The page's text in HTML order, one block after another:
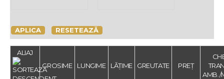
APLICA RESETEAZĂ
ALIAJ
GROSIME
LUNGIME LĂȚIME GREUTATE PREȚ
AMB./